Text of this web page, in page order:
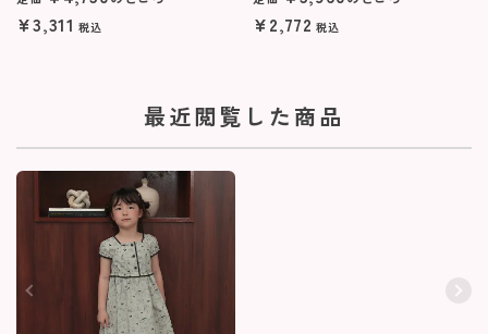
¥3,311 税込 ¥2,772 税込
最近閲覧した商品